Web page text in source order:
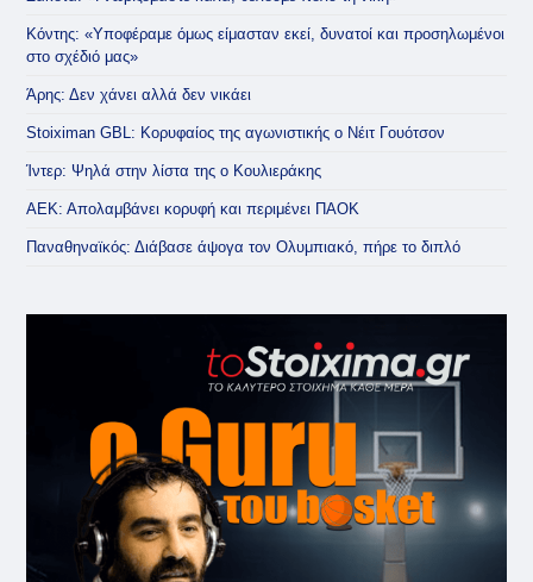
Κόντης: «Υποφέραμε όμως είμασταν εκεί, δυνατοί και προσηλωμένοι
στο σχέδιό μας»
Άρης: Δεν χάνει αλλά δεν νικάει
Stoiximan GBL: Κορυφαίος της αγωνιστικής ο Νέιτ Γουότσον
Ίντερ: Ψηλά στην λίστα της ο Κουλιεράκης
ΑΕΚ: Απολαμβάνει κορυφή και περιμένει ΠΑΟΚ
Παναθηναϊκός: Διάβασε άψογα τον Ολυμπιακό, πήρε το διπλό